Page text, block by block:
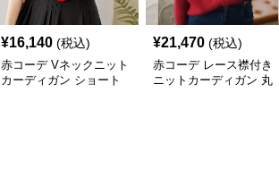
¥16,140 (税込)
赤コーデ Vネックニット
カーディガン ショート
¥21,470 (税込)
赤コーデ レース襟付き
ニットカーディガン 丸